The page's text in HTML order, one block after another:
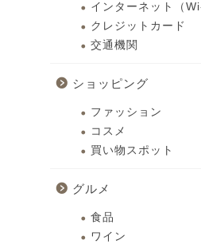
インターネット（
クレジットカード
交通機関
ショッピング
ファッション
コスメ
買い物スポット
グルメ
食品
ワイン